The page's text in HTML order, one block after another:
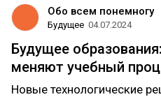
Обо всем понемногу
Будущее 04.07.2024
Будущее
меняют учебный
Новые технологические